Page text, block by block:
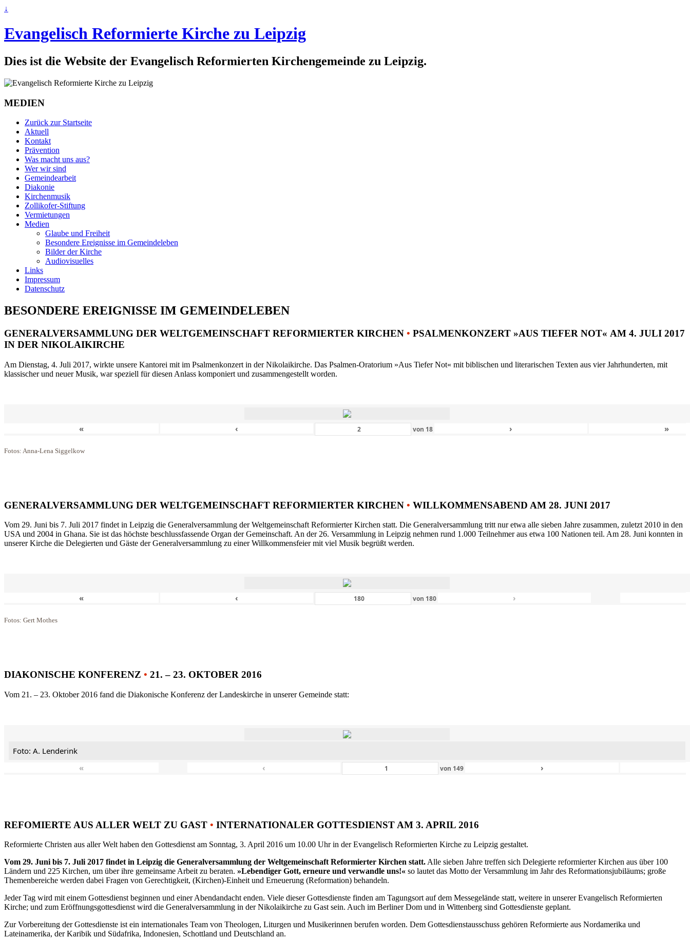
↓
Evangelisch Reformierte Kirche zu Leipzig
Dies ist die Website der Evangelisch Reformierten Kirchengemeinde zu Leipzig.
MEDIEN
Zurück zur Startseite
Aktuell
Kontakt
Prävention
Was macht uns aus?
Wer wir sind
Gemeindearbeit
Diakonie
Kirchenmusik
Zollikofer-Stiftung
Vermietungen
Medien
Glaube und Freiheit
Besondere Ereignisse im Gemeindeleben
Bilder der Kirche
Audiovisuelles
Links
Impressum
Datenschutz
BESONDERE EREIGNISSE IM GEMEINDELEBEN
GENERALVERSAMMLUNG DER WELTGEMEINSCHAFT REFORMIERTER KIRCHEN • PSALMENKONZERT »AUS TIEFER NOT« AM 4. JULI 2017
IN DER NIKOLAIKIRCHE
Am Dienstag, 4. Juli 2017, wirkte unsere Kantorei mit im Psalmenkonzert in der Nikolaikirche. Das Psalmen-Oratorium »Aus Tiefer Not« mit biblischen und literarischen Texten aus vier Jahrhunderten, mit
klassischer und neuer Musik, war speziell für diesen Anlass komponiert und zusammengestellt worden.
« ‹ von 18 › »
Fotos: Anna-Lena Siggelkow
GENERALVERSAMMLUNG DER WELTGEMEINSCHAFT REFORMIERTER KIRCHEN • WILLKOMMENSABEND AM 28. JUNI 2017
Vom 29. Juni bis 7. Juli 2017 findet in Leipzig die Generalversammlung der Weltgemeinschaft Reformierter Kirchen statt. Die Generalversammlung tritt nur etwa alle sieben Jahre zusammen, zuletzt 2010 in den
USA und 2004 in Ghana. Sie ist das höchste beschlussfassende Organ der Gemeinschaft. An der 26. Versammlung in Leipzig nehmen rund 1.000 Teilnehmer aus etwa 100 Nationen teil. Am 28. Juni konnten in
unserer Kirche die Delegierten und Gäste der Generalversammlung zu einer Willkommensfeier mit viel Musik begrüßt werden.
« ‹ von 180 ›
Fotos: Gert Mothes
DIAKONISCHE KONFERENZ • 21. – 23. OKTOBER 2016
Vom 21. – 23. Oktober 2016 fand die Diakonische Konferenz der Landeskirche in unserer Gemeinde statt:
Foto: A. Lenderink
«
‹ von 149 ›
REFOMIERTE AUS ALLER WELT ZU GAST • INTERNATIONALER GOTTESDIENST AM 3. APRIL 2016
Reformierte Christen aus aller Welt haben den Gottesdienst am Sonntag, 3. April 2016 um 10.00 Uhr in der Evangelisch Reformierten Kirche zu Leipzig gestaltet.
Vom 29. Juni bis 7. Juli 2017 findet in Leipzig die Generalversammlung der Weltgemeinschaft Reformierter Kirchen statt.Alle sieben Jahre treffen sich Delegierte reformierter Kirchen aus über 100
Ländern und 225 Kirchen, um über ihre gemeinsame Arbeit zu beraten. »Lebendiger Gott, erneure und verwandle uns!« so lautet das Motto der Versammlung im Jahr des Reformationsjubiläums; große
Themenbereiche werden dabei Fragen von Gerechtigkeit, (Kirchen)-Einheit und Erneuerung (Reformation) behandeln.
Jeder Tag wird mit einem Gottesdienst beginnen und einer Abendandacht enden. Viele dieser Gottesdienste finden am Tagungsort auf dem Messegelände statt, weitere in unserer Evangelisch Reformierten
Kirche; und zum Eröffnungsgottesdienst wird die Generalversammlung in der Nikolaikirche zu Gast sein. Auch im Berliner Dom und in Wittenberg sind Gottesdienste geplant.
Zur Vorbereitung der Gottesdienste ist ein internationales Team von Theologen, Liturgen und Musikerinnen berufen worden. Dem Gottesdienstausschuss gehören Reformierte aus Nordamerika und
Lateinamerika, der Karibik und Südafrika, Indonesien, Schottland und Deutschland an.